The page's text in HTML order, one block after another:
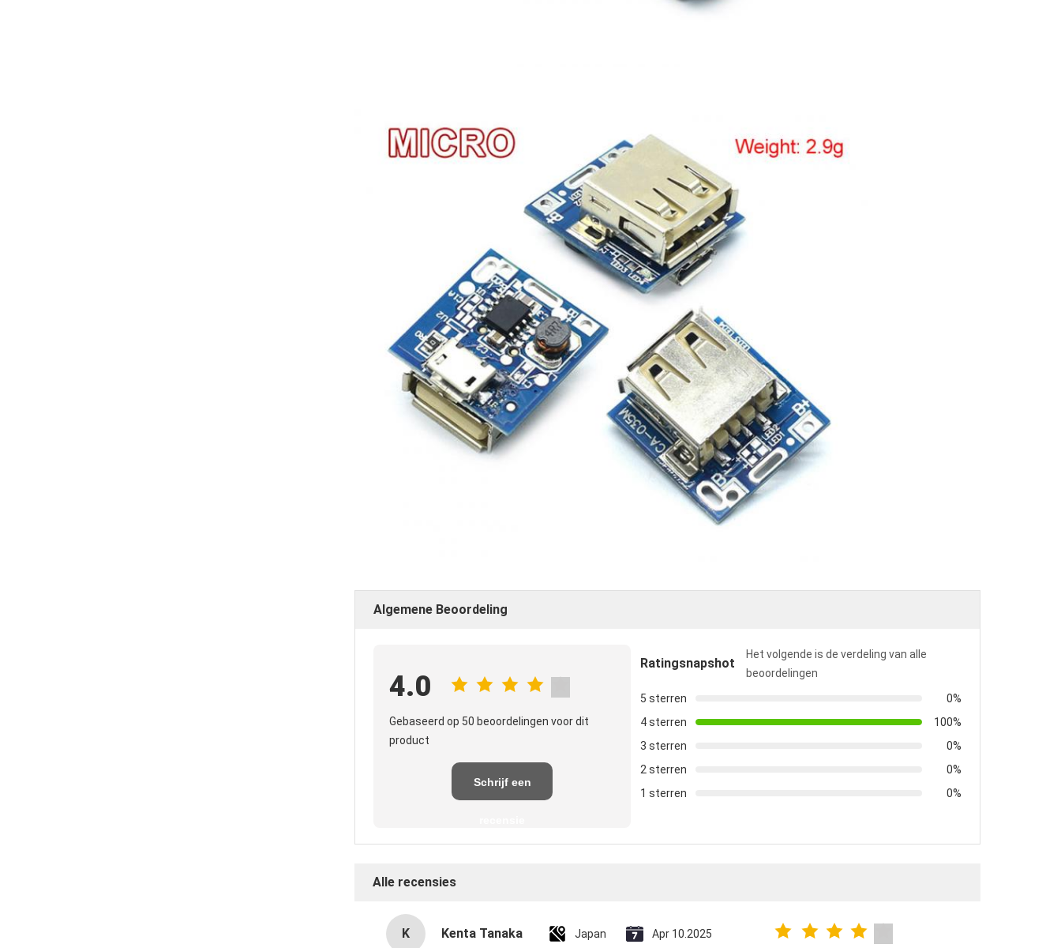
Algemene Beoordeling
4.0
Gebaseerd op 50 beoordelingen voor dit
product
Schrijf een
Ratingsnapshot
Het volgende is de verdeling van alle
beoordelingen
5 sterren
0%
4 sterren
100%
3 sterren
0%
2 sterren
0%
1 sterren
0%
Alle recensies
K Kenta Tanaka Japan Apr 10.2025